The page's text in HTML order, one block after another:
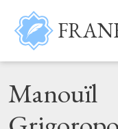
Salta al contenuto
Manouïl